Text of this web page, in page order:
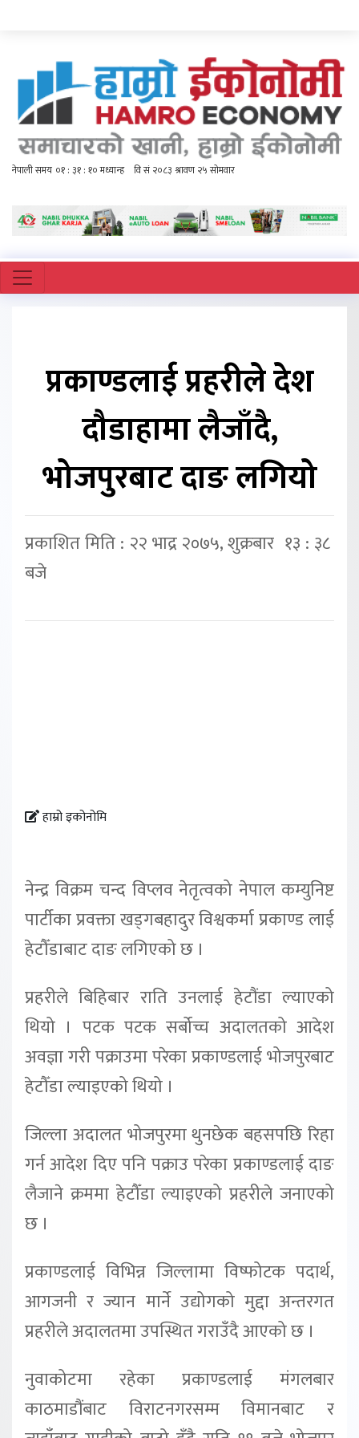
प्रकाण्डलाई प्रहरीले देश
दौडाहामा लैजाँदै,
भोजपुरबाट दाङ लगियो
प्रकाशित मिति : २२ भाद्र २०७५, शुक्रबार १३ : ३८
बजे
हाम्रो इकोनोमि
नेन्द्र विक्रम चन्द विप्लव नेतृत्वको नेपाल कम्युनिष्ट
पार्टीका प्रवक्ता खड्गबहादुर विश्वकर्मा प्रकाण्ड लाई
हेटौँडाबाट दाङ लगिएको छ ।
प्रहरीले बिहिबार राति उनलाई हेटौंडा ल्याएको
थियो । पटक पटक सर्बोच्च अदालतको आदेश
अवज्ञा गरी पक्राउमा परेका प्रकाण्डलाई भोजपुरबाट
हेटौँडा ल्याइएको थियो ।
जिल्ला अदालत भोजपुरमा थुनछेक बहसपछि रिहा
गर्न आदेश दिए पनि पक्राउ परेका प्रकाण्डलाई दाङ
लैजाने क्रममा हेटौँडा ल्याइएको प्रहरीले जनाएको
छ ।
प्रकाण्डलाई विभिन्न जिल्लामा विष्फोटक पदार्थ,
आगजनी र ज्यान मार्ने उद्योगको मुद्दा अन्तरगत
प्रहरीले अदालतमा उपस्थित गराउँदै आएको छ ।
नुवाकोटमा रहेका प्रकाण्डलाई मंगलबार
काठमाडौंबाट विराटनगरसम्म विमानबाट र